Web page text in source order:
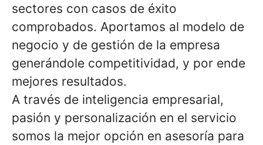
sectores con casos de éxito
comprobados. Aportamos al modelo de
negocio y de gestión de la empresa
generándole competitividad, y por ende
mejores resultados.
A través de inteligencia empresarial,
pasión y personalización en el servicio
somos la mejor opción en asesoría para